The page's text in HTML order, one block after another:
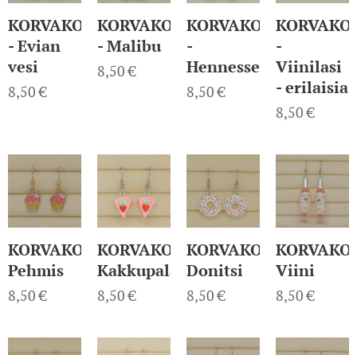
KORVAKORUT
- Evian
vesi
8,50€
KORVAKORUT
- Malibu
8,50€
KORVAKORUT
-
Hennessey
8,50€
-
Viinilasi
- erilaisia
8,50€
KORVAKORUT
Pehmis
8,50€
KORVAKORUT
Kakkupala
8,50€
KORVAKORUT
Donitsi
8,50€
Viini
8,50€